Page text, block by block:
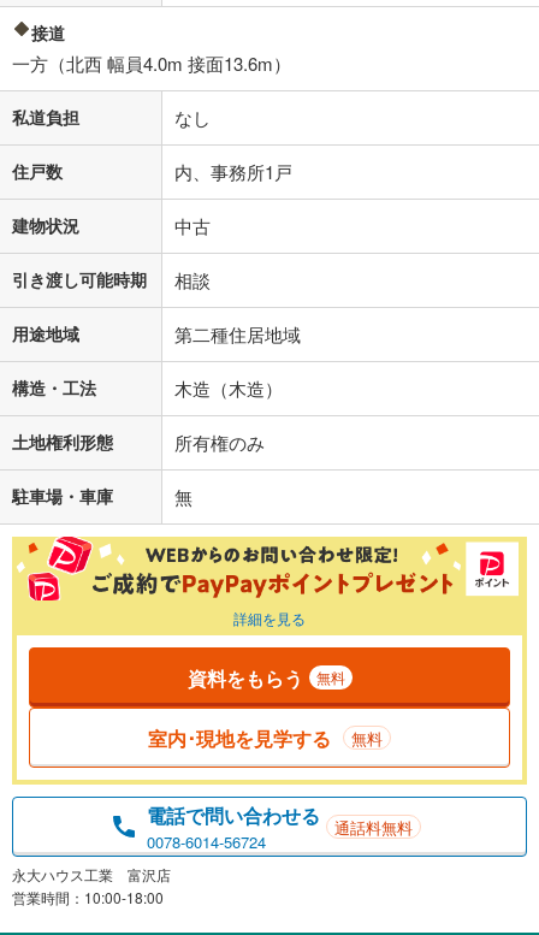
接道
一方（北西 幅員4.0m 接面13.6m）
私道負担 なし
住戸数 内、事務所1戸
建物状況 中古
引き渡し可能時期 相談
用途地域 第二種住居地域
構造・工法 木造（木造）
土地権利形態 所有権のみ
駐車場・車庫 無
詳細を見る
資料をもらう 無料
室内･現地を見学する 無料
電話で問い合わせる
0078-6014-56724
通話料無料
永大ハウス工業 富沢店
営業時間：10:00-18:00